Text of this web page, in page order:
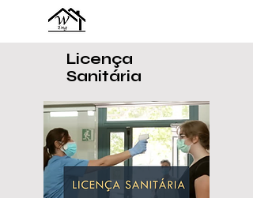
Licença
Sanitária